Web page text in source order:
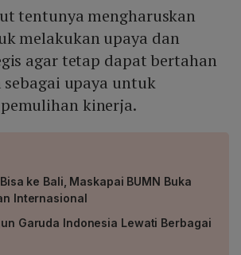
tentunya mengharuskan
melakukan upaya dan
agar tetap dapat bertahan
upaya untuk
kinerja.
ke Bali, Maskapai BUMN Buka
Internasional
Garuda Indonesia Lewati Berbagai